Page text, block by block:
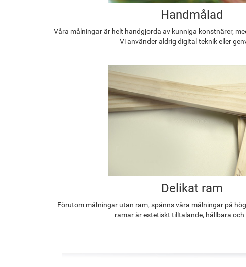
Handmålad
Våra målningar är helt handgjorda av kunniga konstnärer,
Vi använder aldrig digital teknik eller
Delikat ram
Förutom målningar utan ram, spänns våra målningar på
ramar är estetiskt tilltalande, hållbara